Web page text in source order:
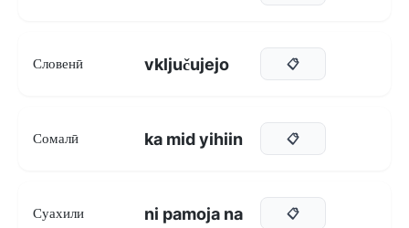
Словенӣ vključujejo 📋
Сомалӣ ka mid yihiin 📋
Суахили ni pamoja na 📋